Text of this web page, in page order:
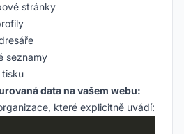
stránky
seznamy
data na vašem webu:
které explicitně uvádí: